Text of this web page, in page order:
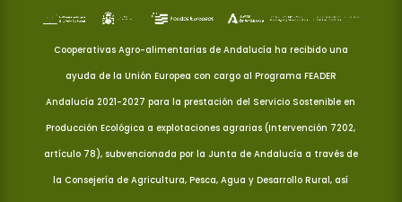
Cooperativas Agro-alimentarias de Andalucía ha recibido una
ayuda de la Unión Europea con cargo al Programa FEADER
Andalucía 2021-2027 para la prestación del Servicio Sostenible en
Producción Ecológica a explotaciones agrarias (Intervención 7202,
artículo 78), subvencionada por la Junta de Andalucía a través de
la Consejería de Agricultura, Pesca, Agua y Desarrollo Rural, así